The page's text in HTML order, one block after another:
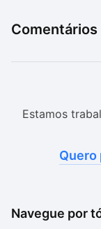
Comentários
Estamos
Quero
Navegue por